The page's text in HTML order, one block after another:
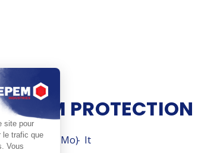
B27
VELUM PROTECTION
Spilamberto (Mo) It